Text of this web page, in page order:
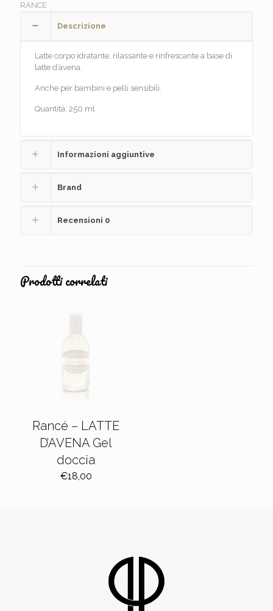
RANCE
Descrizione
Latte corpo idratante, rilassante e rinfrescante a base di
latte d’avena.
Anche per bambini e pelli sensibili.
Quantità: 250 ml
Informazioni aggiuntive
Brand
Recensioni 0
Prodotti correlati
Rancé – LATTE
D’AVENA Gel
doccia
€18,00